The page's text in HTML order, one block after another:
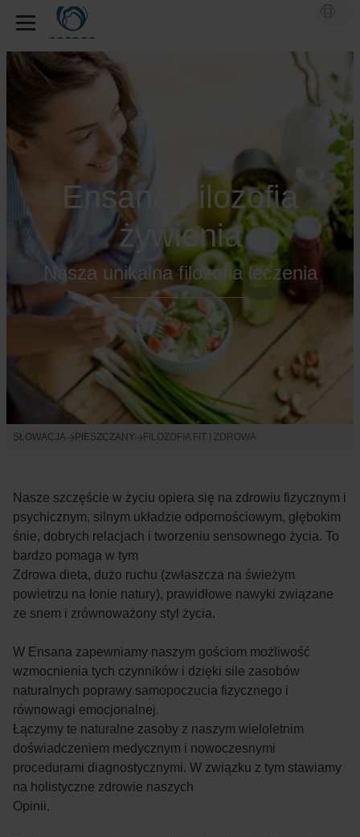
Ensana Filozofia
żywienia
Nasza unikalna filozofia leczenia
SŁOWACJA PIESZCZANY FILOZOFIA FIT I ZDROWA
Nasze szczęście w życiu opiera się na zdrowiu fizycznym i
psychicznym, silnym układzie odpornościowym, głębokim
śnie, dobrych relacjach i tworzeniu sensownego życia. To
bardzo pomaga w tym
Zdrowa dieta, dużo ruchu (zwłaszcza na świeżym
powietrzu na łonie natury), prawidłowe nawyki związane
ze snem i zrównoważony styl życia.
W Ensana zapewniamy naszym gościom możliwość
wzmocnienia tych czynników i dzięki sile zasobów
naturalnych poprawy samopoczucia fizycznego i
równowagi emocjonalnej.
Łączymy te naturalne zasoby z naszym wieloletnim
doświadczeniem medycznym i nowoczesnymi
procedurami diagnostycznymi. W związku z tym stawiamy
na holistyczne zdrowie naszych
Opinii.